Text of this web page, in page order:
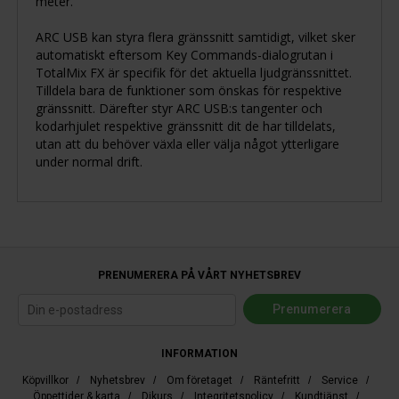
ARC USB kan styra flera gränssnitt samtidigt, vilket sker
automatiskt eftersom Key Commands-dialogrutan i
TotalMix FX är specifik för det aktuella ljudgränssnittet.
Tilldela bara de funktioner som önskas för respektive
gränssnitt. Därefter styr ARC USB:s tangenter och
kodarhjulet respektive gränssnitt dit de har tilldelats,
utan att du behöver växla eller välja något ytterligare
under normal drift.
PRENUMERERA PÅ VÅRT NYHETSBREV
INFORMATION
Köpvillkor / Nyhetsbrev / Om företaget / Räntefritt / Service /